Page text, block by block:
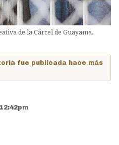
de la Cárcel de Guayama.
fue publicada hace más